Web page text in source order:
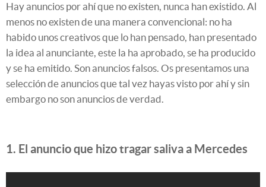
Hay anuncios por ahí que no existen, nunca han existido. Al
menos no existen de una manera convencional: no ha
habido unos creativos que lo han pensado, han presentado
la idea al anunciante, este la ha aprobado, se ha producido
y se ha emitido. Son anuncios falsos. Os presentamos una
selección de anuncios que tal vez hayas visto por ahí y sin
embargo no son anuncios de verdad.
1. El anuncio que hizo tragar saliva a Mercedes